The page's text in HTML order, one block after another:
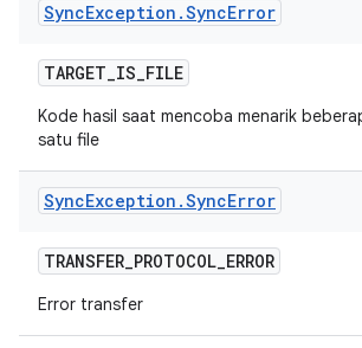
SyncException .SyncError
TARGET_IS_FILE
Kode hasil saat mencoba menarik
satu file
SyncException .SyncError
TRANSFER_PROTOCOL_ERROR
Error transfer